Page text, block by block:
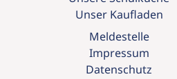
Unser Kaufladen
Meldestelle
Impressum
Datenschutz